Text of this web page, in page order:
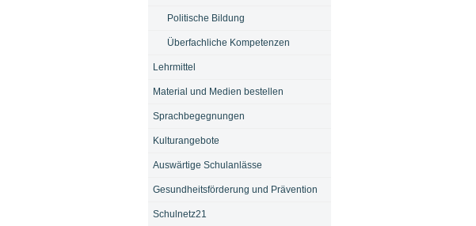
Politische Bildung
Überfachliche Kompetenzen
Lehrmittel
Material und Medien bestellen
Sprachbegegnungen
Kulturangebote
Auswärtige Schulanlässe
Gesundheitsförderung und Prävention
Schulnetz21